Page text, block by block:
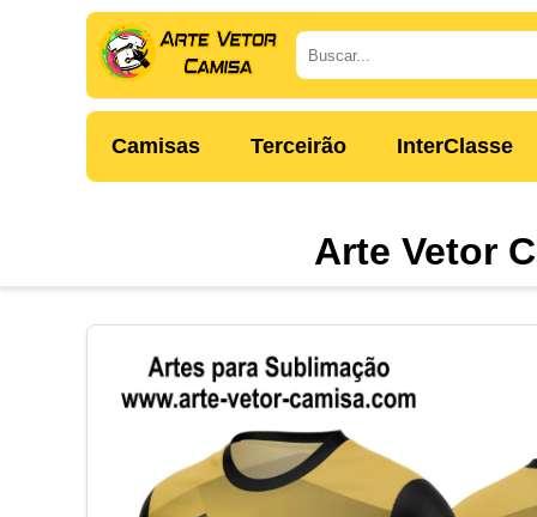
Camisas Terceirão InterClasse
Arte Vetor